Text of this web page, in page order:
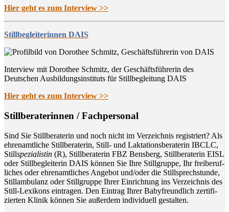
Hier geht es zum Interview >>
Stillbegleiterinnen DAIS
Interview mit Dorothee Schmitz, der Geschäftsführerin des
Deutschen Ausbildungsinstituts für Stillbegleitung DAIS
Hier geht es zum Interview >>
Still­be­ra­te­rin­nen / Fachpersonal
Sind Sie Still­be­ra­te­rin und noch nicht im Ver­zeich­nis regis­triert? Als
ehren­amt­li­che Still­be­ra­te­rin, Still- und Lak­ta­ti­ons­be­ra­te­rin IBCLC,
Stillspe­zia­lis­tin (R), Still­be­ra­te­rin FBZ Bens­berg, Still­be­ra­te­rin EISL
oder Still­be­glei­te­rin DAIS kön­nen Sie Ihre Still­grup­pe, Ihr frei­be­ruf­
li­ches oder ehren­amt­li­ches Ange­bot und/oder die Still­sprech­stun­de,
Still­am­bu­lanz oder Still­grup­pe Ihrer Ein­rich­tung ins Ver­zeich­nis des
Still-Lexi­kons ein­tra­gen. Den Ein­trag Ihrer Baby­freund­lich zer­ti­fi­
zier­ten Kli­nik kön­nen Sie außer­dem indi­vi­du­ell gestalten.